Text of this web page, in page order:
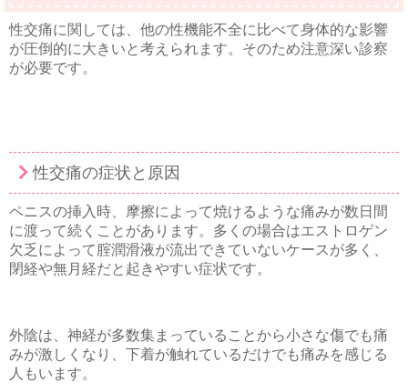
性交痛に関しては、他の性機能不全に比べて身体的な影響
が圧倒的に大きいと考えられます。そのため注意深い診察
が必要です。
性交痛の症状と原因
ペニスの挿入時、摩擦によって焼けるような痛みが数日間
に渡って続くことがあります。多くの場合はエストロゲン
欠乏によって腟潤滑液が流出できていないケースが多く、
閉経や無月経だと起きやすい症状です。
外陰は、神経が多数集まっていることから小さな傷でも痛
みが激しくなり、下着が触れているだけでも痛みを感じる
人もいます。